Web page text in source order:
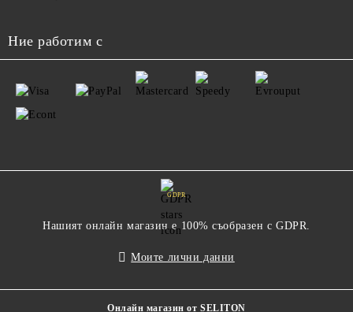
Ние работим с
GDPR
Нашият онлайн магазин е 100% съобразен с GDPR.
Моите лични данни
Онлайн магазин от SELITON